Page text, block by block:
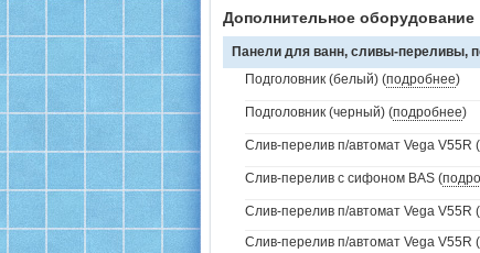
Дополнительное оборудование
Панели для ванн, сливы-переливы,
Подголовник (белый) (подробнее)
Подголовник (черный) (подробнее)
Слив-перелив п/автомат Vega V55R (
Слив-перелив с сифоном BAS (
Слив-перелив п/автомат Vega V55R
Слив-перелив п/автомат Vega V55R